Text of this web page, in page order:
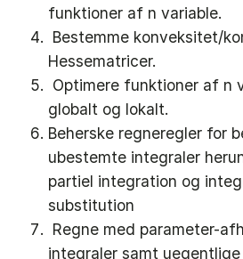
funktioner af n variable.
Bestemme konveksitet/
Hessematricer.
Optimere funktioner af n
globalt og lokalt.
Beherske regneregler for
ubestemte integraler
partiel integration og
substitution
Regne med parameter-
integraler samt